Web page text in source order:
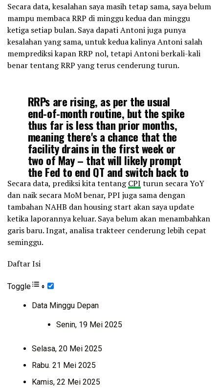
Secara data, kesalahan saya masih tetap sama, saya belum
mampu membaca RRP di minggu kedua dan minggu
ketiga setiap bulan. Saya dapati Antoni juga punya
kesalahan yang sama, untuk kedua kalinya Antoni salah
memprediksi kapan RRP nol, tetapi Antoni berkali-kali
benar tentang RRP yang terus cenderung turun.
RRPs are rising, as per the usual
end-of-month routine, but the spike
thus far is less than prior months,
meaning there's a chance that the
facility drains in the first week or
two of May – that will likely prompt
the Fed to end QT and switch back to
QE:pic.twitter.com/XRA3k05n9P
— E.J. Antoni, Ph.D. (@RealEJAntoni) April 29, 2025
Secara data, prediksi kita tentangCPI turun secara YoY
dan naik secara MoM benar, PPI juga sama dengan
tambahan NAHB dan housing start akan saya update
ketika laporannya keluar. Saya belum akan menambahkan
garis baru. Ingat, analisa trakteer cenderung lebih cepat
seminggu.
Daftar Isi
Toggle
Data Minggu Depan
Senin, 19 Mei 2025
Selasa, 20 Mei 2025
Rabu. 21 Mei 2025
Kamis, 22 Mei 2025